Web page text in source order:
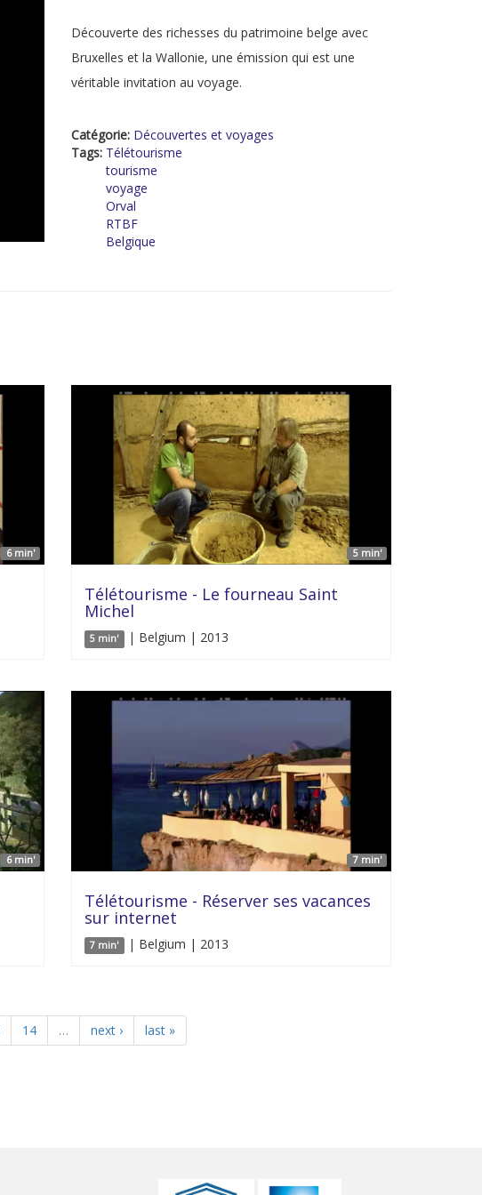
Découverte des richesses du patrimoine belge avec
Bruxelles et la Wallonie, une émission qui est une
véritable invitation au voyage.
Catégorie: Découvertes et voyages
Tags: Télétourisme
tourisme
voyage
Orval
RTBF
Belgique
6 min' 5 min'
Télétourisme - Le fourneau Saint
Michel
5 min' | Belgium | 2013
6 min' 7 min'
Télétourisme - Réserver ses vacances
sur internet
7 min' | Belgium | 2013
14 … next › last »